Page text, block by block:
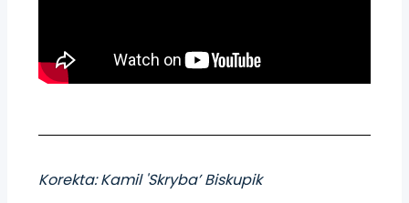
Korekta: Kamil 'Skryba’ Biskupik